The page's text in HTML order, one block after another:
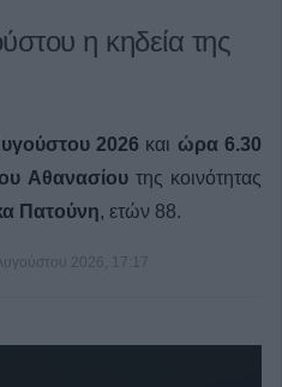
η κηδεία της
2026 και ώρα 6.30
Αθανασίου της κοινότητας
Πατούνη, ετών 88.
2026, 17:17